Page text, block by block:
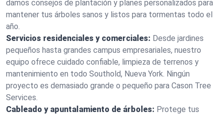
damos consejos de plantación y planes personalizados para
mantener tus árboles sanos y listos para tormentas todo el
año.
Servicios residenciales y comerciales: Desde jardines
pequeños hasta grandes campus empresariales, nuestro
equipo ofrece cuidado confiable, limpieza de terrenos y
mantenimiento en todo Southold, Nueva York. Ningún
proyecto es demasiado grande o pequeño para Cason Tree
Services.
Cableado y apuntalamiento de árboles: Protege tus